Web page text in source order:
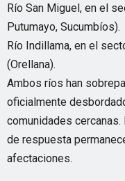
Río San Miguel, en el
Putumayo, Sucumbíos).
Río Indillama, en el
(Orellana).
Ambos ríos han
oficialmente
comunidades
de respuesta
afectaciones.